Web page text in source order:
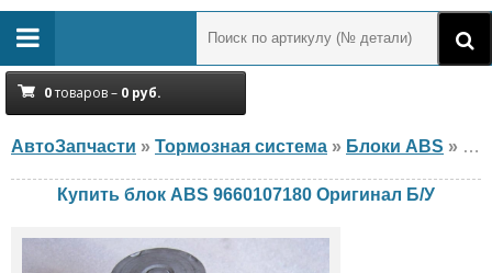
0товаров – 0 руб.
АвтоЗапчасти » Тормозная система » Блоки ABS » Блок ABS Оригинал 9660107180 Peugeot, Citroen, Б/У
Купить блок ABS 9660107180 Оригинал Б/У